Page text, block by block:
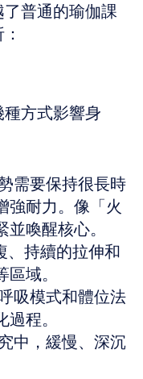
普通的瑜伽課
方式影響身
需要保持很長時
強耐力。像「火
喚醒核心。
、持續的拉伸和
區域。
吸模式和體位法
過程。
中，緩慢、深沉